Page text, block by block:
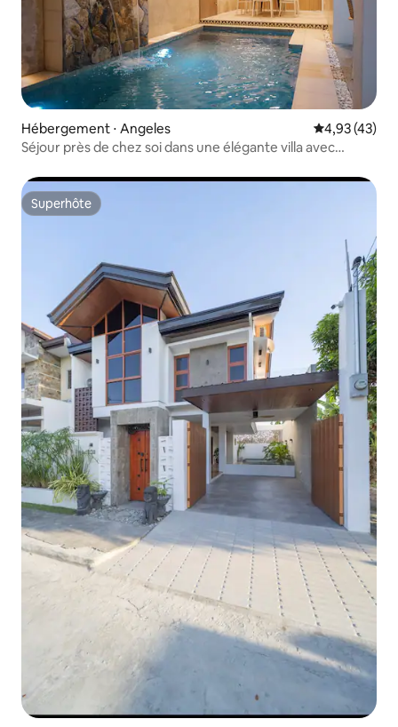
Hébergement ⋅ Angeles Évaluation
4,93 (43)
Séjour près de chez soi dans une élégante villa avec
Superhôte
Superhôte